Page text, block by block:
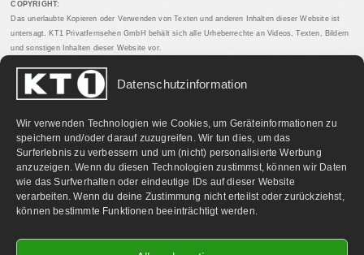
Datenschutzinformation
Wir verwenden Technologien wie Cookies, um Geräteinformationen zu
speichern und/oder darauf zuzugreifen. Wir tun dies, um das
Surferlebnis zu verbessern und um (nicht) personalisierte Werbung
anzuzeigen. Wenn du diesen Technologien zustimmst, können wir Daten
wie das Surfverhalten oder eindeutige IDs auf dieser Website
verarbeiten. Wenn du deine Zustimmung nicht erteilst oder zurückziehst,
können bestimmte Funktionen beeinträchtigt werden.
COPYRIGHT:
Das unerlaubte Kopieren oder Verwenden von Texten und anderen Inhalten dieser Website ist
untersagt. KT1 Privatfernsehen GmbH behält sich alle Urheberrechte an Videos, Texten, Bildern
und sonstigen Inhalten dieser Website vor.
PARTNERLINKS: